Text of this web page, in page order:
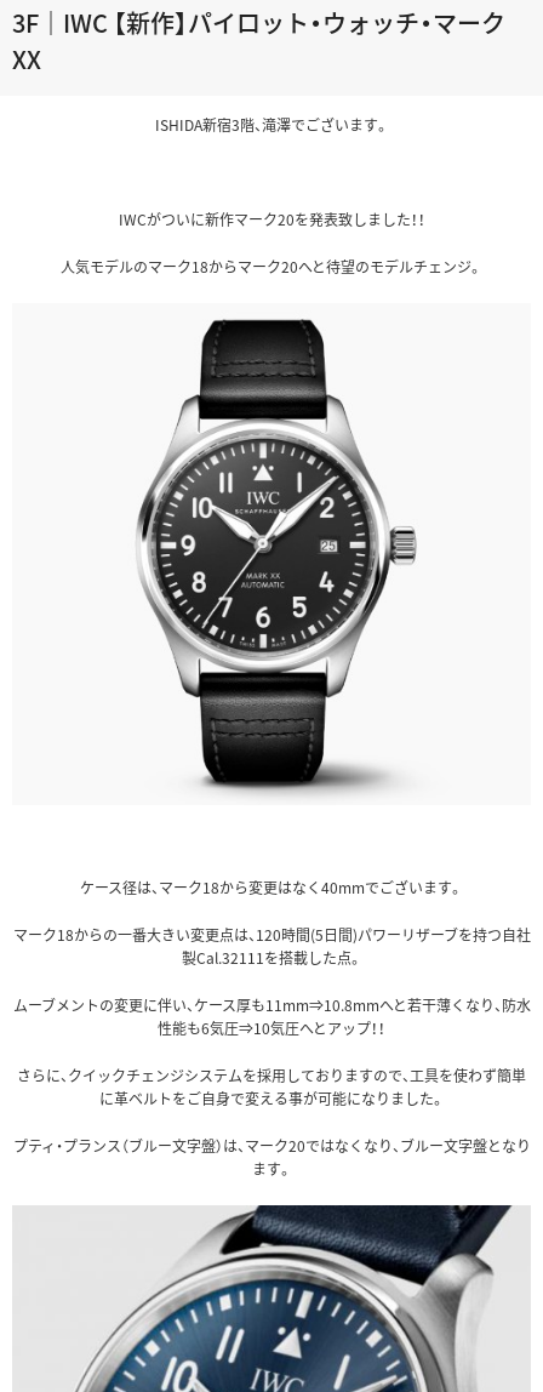
3F｜IWC 【新作】パイロット・ウォッチ・マーク
XX
ISHIDA新宿3階、滝澤でございます。
IWCがついに新作マーク20を発表致しました！！
人気モデルのマーク18からマーク20へと待望のモデルチェンジ。
ケース径は、マーク18から変更はなく40mmでございます。
マーク18からの一番大きい変更点は、120時間(5日間)パワーリザーブを持つ自社
製Cal.32111を搭載した点。
ムーブメントの変更に伴い、ケース厚も11mm⇒10.8mmへと若干薄くなり、防水
性能も6気圧⇒10気圧へとアップ！！
さらに、クイックチェンジシステムを採用しておりますので、工具を使わず簡単
に革ベルトをご自身で変える事が可能になりました。
プティ・プランス（ブルー文字盤）は、マーク20ではなくなり、ブルー文字盤となり
ます。